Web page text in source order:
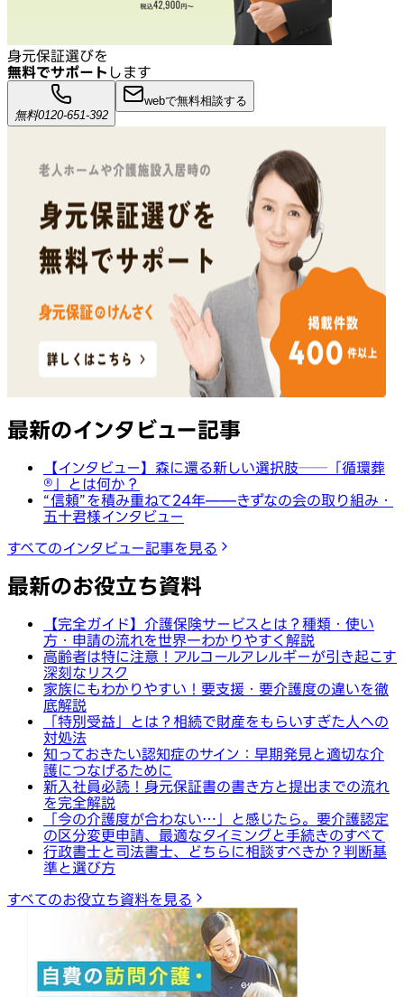
身元保証選びを
無料でサポート します
無料0120-651-392
webで無料相談する
最新のインタビュー記事
【インタビュー】森に還る新しい選択肢──「循環葬
®︎」とは何か？
“信頼”を積み重ねて24年——きずなの会の取り組み・
五十君様インタビュー
すべてのインタビュー記事を見る
最新のお役立ち資料
【完全ガイド】介護保険サービスとは？種類・使い
方・申請の流れを世界一わかりやすく解説
高齢者は特に注意！アルコールアレルギーが引き起こす
深刻なリスク
家族にもわかりやすい！要支援・要介護度の違いを徹
底解説
「特別受益」とは？相続で財産をもらいすぎた人への
対処法
知っておきたい認知症のサイン：早期発見と適切な介
護につなげるために
新入社員必読！身元保証書の書き方と提出までの流れ
を完全解説
「今の介護度が合わない…」と感じたら。要介護認定
の区分変更申請、最適なタイミングと手続きのすべて
行政書士と司法書士、どちらに相談すべきか？判断基
準と選び方
すべてのお役立ち資料を見る